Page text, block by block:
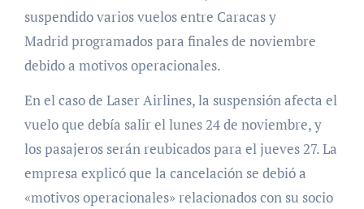
suspendido varios vuelos entre Caracas y
Madrid programados para finales de noviembre
debido a motivos operacionales.
En el caso de Laser Airlines, la suspensión afecta el
vuelo que debía salir el lunes 24 de noviembre, y
los pasajeros serán reubicados para el jueves 27. La
empresa explicó que la cancelación se debió a
«motivos operacionales» relacionados con su socio